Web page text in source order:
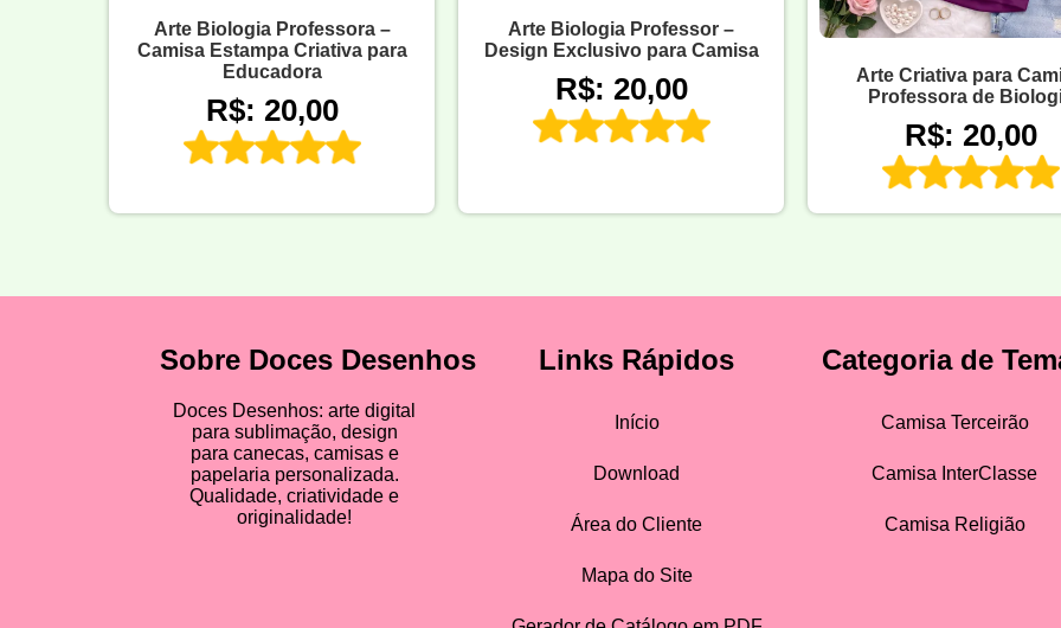
Arte Biologia Professora –
Camisa Estampa Criativa para
Educadora
R$: 20,00
Arte Biologia Professor –
Design Exclusivo para Camisa
R$: 20,00
Arte Criativa para
Professora de
R$: 20,00
Sobre Doces Desenhos
Doces Desenhos: arte digital
para sublimação, design
para canecas, camisas e
papelaria personalizada.
Qualidade, criatividade e
originalidade!
Links Rápidos
Início
Download
Área do Cliente
Mapa do Site
Categoria de
Camisa Terceirão
Camisa InterClasse
Camisa Religião